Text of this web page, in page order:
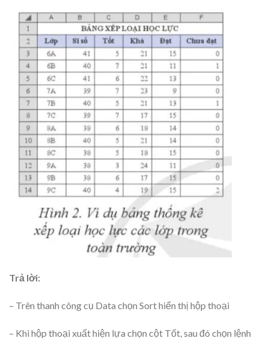
Trả lời:
– Trên thanh công cụ Data chọn Sort hiển thị hộp thoại
– Khi hộp thoại xuất hiện lựa chọn cột Tốt, sau đó chọn lệnh